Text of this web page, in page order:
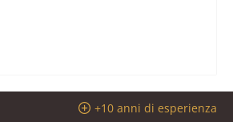
+10 anni di esperienza